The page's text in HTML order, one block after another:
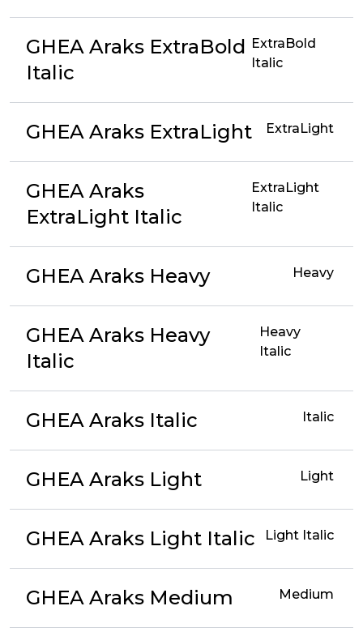
GHEA Araks ExtraBold
Italic
ExtraBold
Italic
GHEA Araks ExtraLight ExtraLight
GHEA Araks
ExtraLight Italic
ExtraLight
Italic
GHEA Araks Heavy Heavy
GHEA Araks Heavy
Italic
Heavy
Italic
GHEA Araks Italic Italic
GHEA Araks Light Light
GHEA Araks Light Italic Light Italic
GHEA Araks Medium Medium